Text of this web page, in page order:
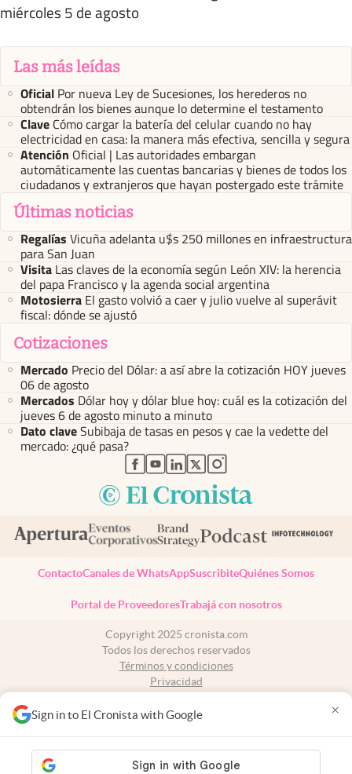
Sign in to El Cronista with Google ×
miércoles 5 de agosto
Las más leídas
Oficial Por nueva Ley de Sucesiones, los herederos no
obtendrán los bienes aunque lo determine el testamento
Clave Cómo cargar la batería del celular cuando no hay
electricidad en casa: la manera más efectiva, sencilla y segura
Atención Oficial | Las autoridades embargan
automáticamente las cuentas bancarias y bienes de todos los
ciudadanos y extranjeros que hayan postergado este trámite
Últimas noticias
Regalías Vicuña adelanta u$s 250 millones en infraestructura
para San Juan
Visita Las claves de la economía según León XIV: la herencia
del papa Francisco y la agenda social argentina
Motosierra El gasto volvió a caer y julio vuelve al superávit
fiscal: dónde se ajustó
Cotizaciones
Mercado Precio del Dólar: a así abre la cotización HOY jueves
06 de agosto
Mercados Dólar hoy y dólar blue hoy: cuál es la cotización del
jueves 6 de agosto minuto a minuto
Dato claveSubibaja de tasas en pesos y cae la vedette del
mercado: ¿qué pasa?
abre en nueva pestaña
abre en nueva pestaña
abre en nueva pestaña
abre en nueva pestaña
abre en nueva pestaña
ContactoCanales de WhatsAppSuscribiteQuiénes Somos
Portal de ProveedoresTrabajá con nosotros
Copyright 2025 cronista.com
Todos los derechos reservados
Términos y condiciones
Privacidad
Tel: +54 11 7078-3270
propiedad intelectual: 56576959